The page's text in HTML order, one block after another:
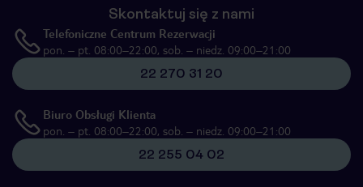
Skontaktuj się z nami
Telefoniczne Centrum Rezerwacji
pon. – pt. 08:00–22:00, sob. – niedz. 09:00–21:00
22 270 31 20
Biuro Obsługi Klienta
pon. – pt. 08:00–22:00, sob. – niedz. 09:00–21:00
22 255 04 02